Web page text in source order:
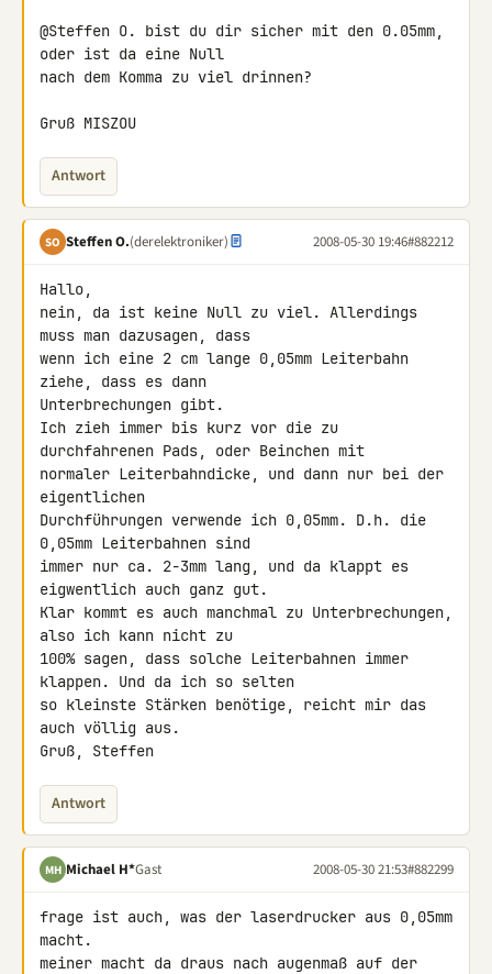
@Steffen O. bist du dir sicher mit den 0.05mm,
oder ist da eine Null
nach dem Komma zu viel drinnen?
Gruß MISZOU
Antwort
SO Steffen O.(derelektroniker) 2008-05-30 19:46#882212
Hallo,
nein, da ist keine Null zu viel. Allerdings
muss man dazusagen, dass
wenn ich eine 2 cm lange 0,05mm Leiterbahn
ziehe, dass es dann
Unterbrechungen gibt.
Ich zieh immer bis kurz vor die zu
durchfahrenen Pads, oder Beinchen mit
normaler Leiterbahndicke, und dann nur bei der
eigentlichen
Durchführungen verwende ich 0,05mm. D.h. die
0,05mm Leiterbahnen sind
immer nur ca. 2-3mm lang, und da klappt es
eigwentlich auch ganz gut.
Klar kommt es auch manchmal zu Unterbrechungen,
also ich kann nicht zu
100% sagen, dass solche Leiterbahnen immer
klappen. Und da ich so selten
so kleinste Stärken benötige, reicht mir das
auch völlig aus.
Gruß, Steffen
Antwort
MH Michael H*Gast 2008-05-30 21:53#882299
frage ist auch, was der laserdrucker aus 0,05mm
macht.
meiner macht da draus nach augenmaß auf der